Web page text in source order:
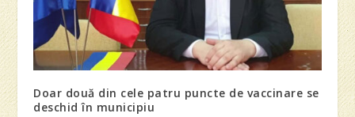
Doar două din cele patru puncte de vaccinare se
deschid în municipiu